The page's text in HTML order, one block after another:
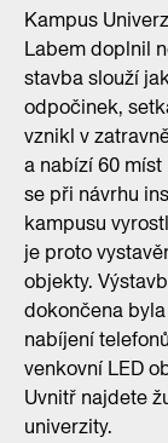
Kampus
Labem doplnil
stavba slouží
odpočinek,
vznikl v
a nabízí 60
se při návrhu
kampusu
je proto
objekty.
dokončena
nabíjení
venkovní LED
Uvnitř najdete
univerzity.